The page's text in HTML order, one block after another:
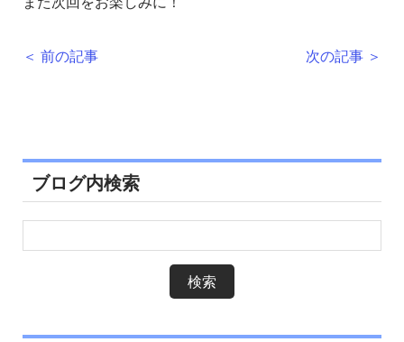
＜ 前の記事 次の記事 ＞
ブログ内検索